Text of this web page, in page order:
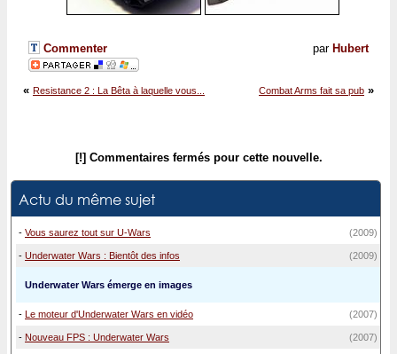
par Hubert
Commenter
Combat Arms fait sa pub »
« Resistance 2 : La Bêta à laquelle vous...
[!] Commentaires fermés pour cette nouvelle.
Actu du même sujet
- Vous saurez tout sur U-Wars (2009)
- Underwater Wars : Bientôt des infos (2009)
Underwater Wars émerge en images
- Le moteur d'Underwater Wars en vidéo (2007)
- Nouveau FPS : Underwater Wars (2007)